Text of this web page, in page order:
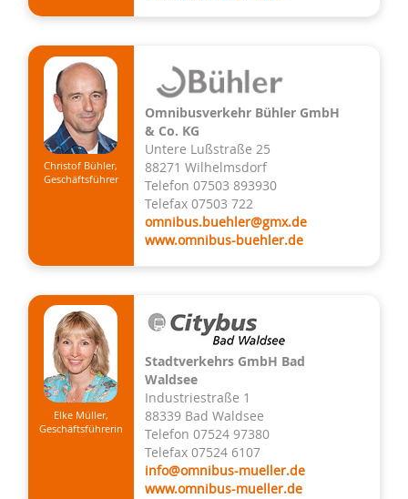
Christof Bühler,
Geschäftsführer
Omnibusverkehr Bühler GmbH
& Co. KG
Untere Lußstraße 25
88271 Wilhelmsdorf
Telefon 07503 893930
Telefax 07503 722
omnibus.buehler@gmx.de
www.omnibus-buehler.de
Elke Müller,
Geschäftsführerin
Stadtverkehrs GmbH Bad
Waldsee
Industriestraße 1
88339 Bad Waldsee
Telefon 07524 97380
Telefax 07524 6107
info@omnibus-mueller.de
www.omnibus-mueller.de